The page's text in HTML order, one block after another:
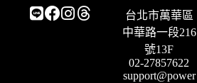
台北市萬華區
中華路一段216
號13F
02-27857622
support@power